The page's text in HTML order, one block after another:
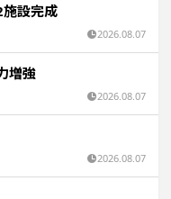
設完成
2026.08.07
増強
2026.08.07
2026.08.07